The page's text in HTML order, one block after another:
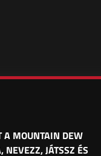
A MOUNTAIN DEW
NEVEZZ, JÁTSSZ ÉS